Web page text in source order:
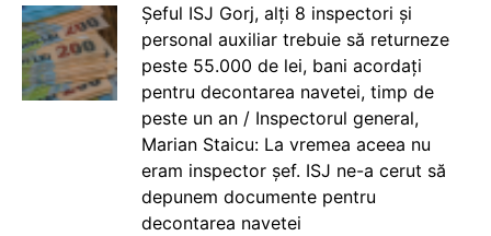
Șeful ISJ Gorj, alți 8 inspectori și
personal auxiliar trebuie să returneze
peste 55.000 de lei, bani acordați
pentru decontarea navetei, timp de
peste un an / Inspectorul general,
Marian Staicu: La vremea aceea nu
eram inspector șef. ISJ ne-a cerut să
depunem documente pentru
decontarea navetei